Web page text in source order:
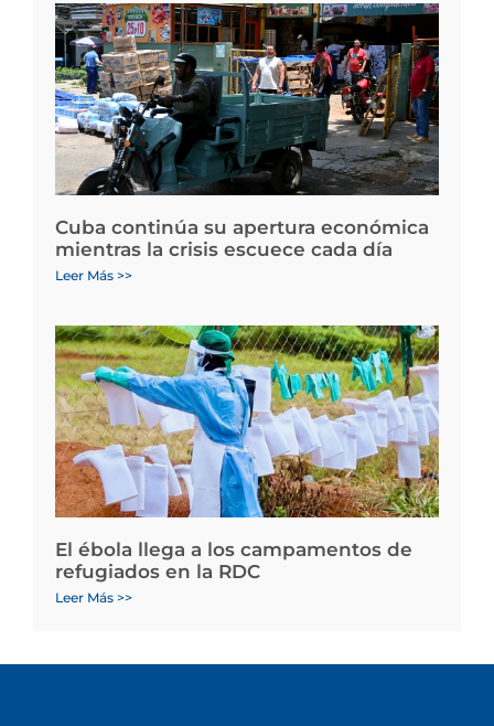
Cuba continúa su apertura económica
mientras la crisis escuece cada día
Leer Más >>
El ébola llega a los campamentos de
refugiados en la RDC
Leer Más >>